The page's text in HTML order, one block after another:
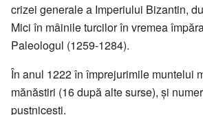
crizei generale a Imperiului Bizantin,
Mici în mâinile turcilor în vremea
Paleologul (1259-1284).
În anul 1222 în împrejurimile muntelui
mănăstiri (16 după alte surse), și
pustnicești.